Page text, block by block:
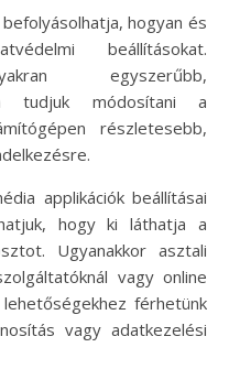
hogyan és
beállításokat.
egyszerűbb,
tudjuk módosítani a
részletesebb,
applikációk beállításai
hogy ki láthatja a
Ugyanakkor asztali
vagy online
férhetünk
vagy adatkezelési